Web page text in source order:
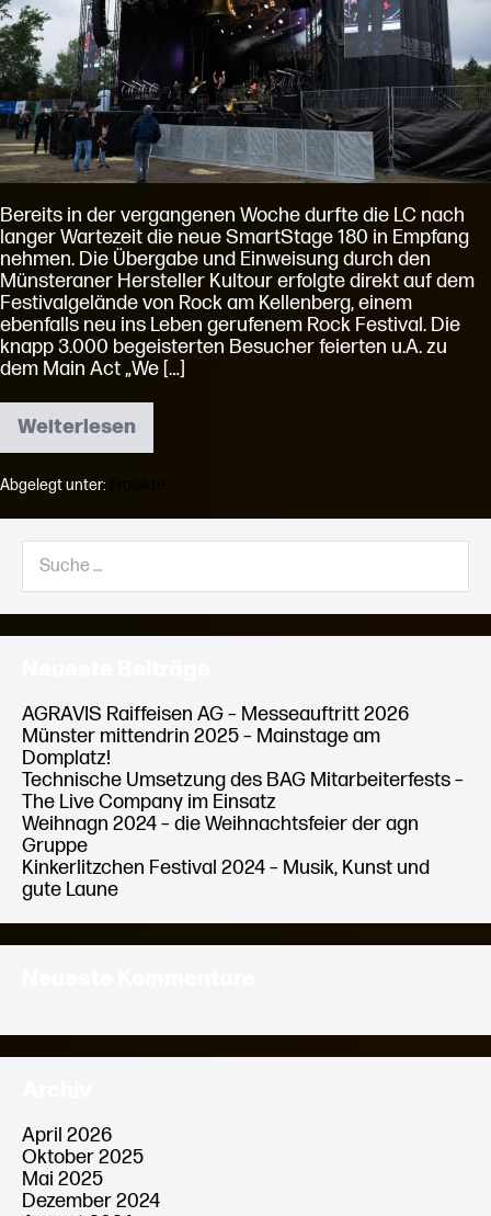
Bereits in der vergangenen Woche durfte die LC nach
langer Wartezeit die neue SmartStage 180 in Empfang
nehmen. Die Übergabe und Einweisung durch den
Münsteraner Hersteller Kultour erfolgte direkt auf dem
Festivalgelände von Rock am Kellenberg, einem
ebenfalls neu ins Leben gerufenem Rock Festival. Die
knapp 3.000 begeisterten Besucher feierten u.A. zu
dem Main Act „We […]
WeiterlesenSmartStage180
Feuertaufe
bei
Rock
am
Abgelegt unter:
Suche
nach:
AGRAVIS Raiffeisen AG – Messeauftritt 2026
Münster mittendrin 2025 – Mainstage am
Domplatz!
Technische Umsetzung des BAG Mitarbeiterfests –
The Live Company im Einsatz
Weihnagn 2024 – die Weihnachtsfeier der agn
Gruppe
Kinkerlitzchen Festival 2024 – Musik, Kunst und
gute Laune
April 2026
Oktober 2025
Mai 2025
Dezember 2024